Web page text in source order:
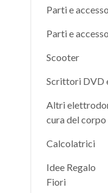
Parti e
Parti e
Scooter
Scrittori DVD
Altri
cura del corpo
Calcolatrici
Idee Regalo
Fiori